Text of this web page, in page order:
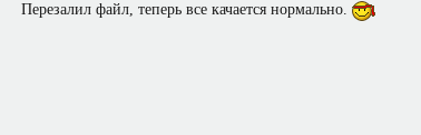
Перезалил файл, теперь все качается нормально.